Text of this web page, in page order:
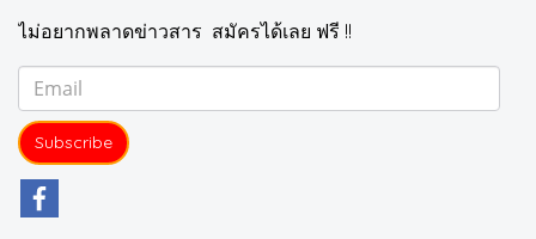
ไม่อยากพลาดข่าวสาร สมัครได้เลย ฟรี !!
Subscribe